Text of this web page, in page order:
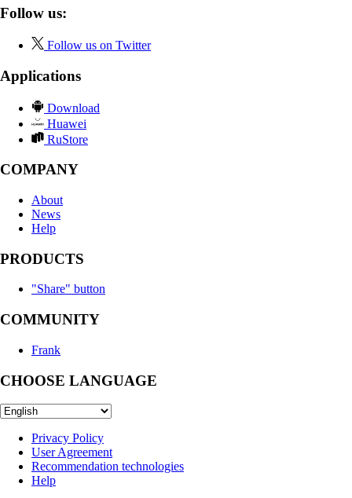
Follow us:
Follow us on Twitter
Applications
Download
Huawei
RuStore
COMPANY
About
News
Help
PRODUCTS
"Share" button
COMMUNITY
Frank
CHOOSE LANGUAGE
Privacy Policy
User Agreement
Recommendation technologies
Help